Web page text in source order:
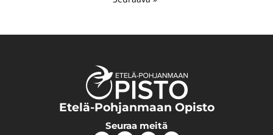
Etelä-Pohjanmaan Opisto
Seuraa meitä